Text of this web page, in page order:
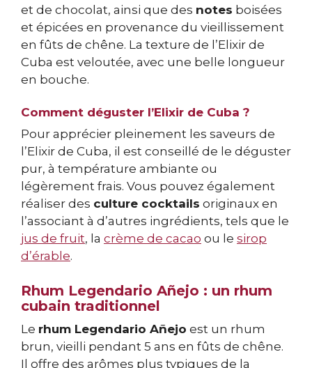
et de chocolat, ainsi que des notes boisées
et épicées en provenance du vieillissement
en fûts de chêne. La texture de l’Elixir de
Cuba est veloutée, avec une belle longueur
en bouche.
Comment déguster l’Elixir de Cuba ?
Pour apprécier pleinement les saveurs de
l’Elixir de Cuba, il est conseillé de le déguster
pur, à température ambiante ou
légèrement frais. Vous pouvez également
réaliser des culture cocktails originaux en
l’associant à d’autres ingrédients, tels que le
jus de fruit, la crème de cacao ou le sirop
d’érable.
Rhum Legendario Añejo : un rhum
cubain traditionnel
Le rhum Legendario Añejo est un rhum
brun, vieilli pendant 5 ans en fûts de chêne.
Il offre des arômes plus typiques de la